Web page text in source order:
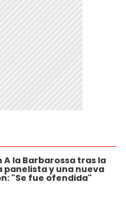
A la Barbarossa tras la
panelista y una nueva
"Se fue ofendida"